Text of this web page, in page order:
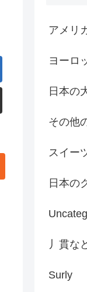
アメリ
ヨーロ
日本の
その他
スイー
日本の
丿貫な
Surly